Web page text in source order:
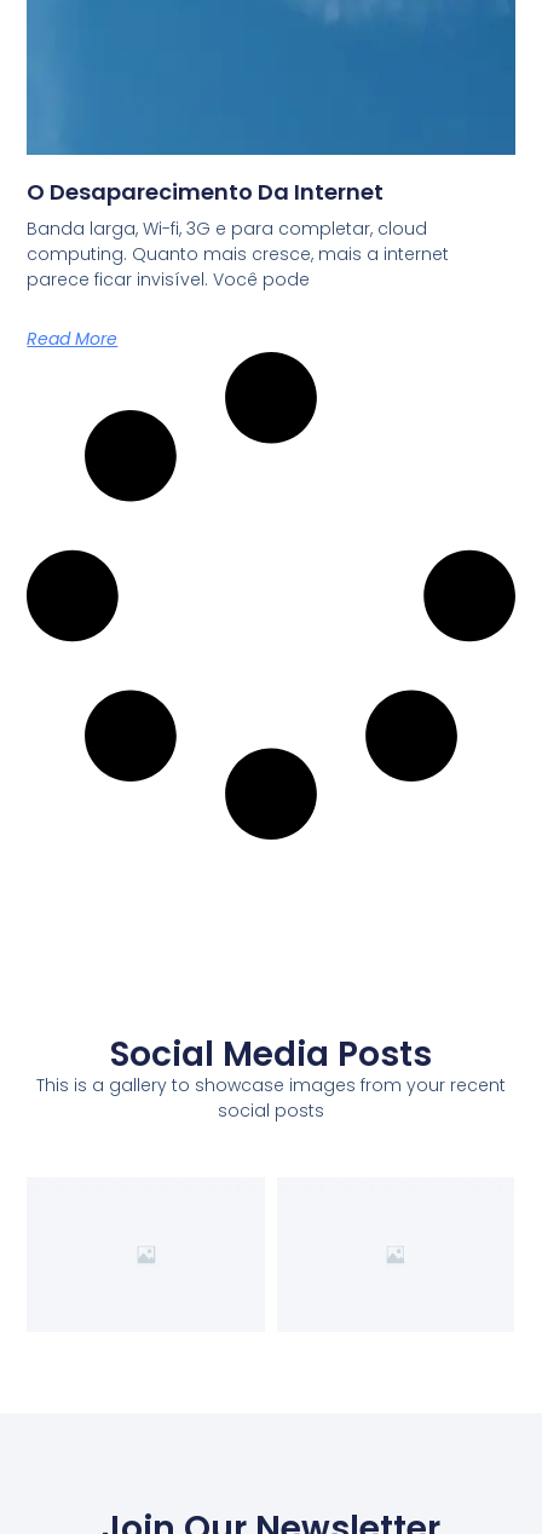
O Desaparecimento Da Internet
Banda larga, Wi-fi, 3G e para completar, cloud
computing. Quanto mais cresce, mais a internet
parece ficar invisível. Você pode
Read More
Social Media Posts
This is a gallery to showcase images from your recent
social posts